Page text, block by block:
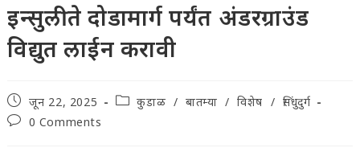
इन्सुली ते दोडामार्ग पर्यंत अंडरग्राउंड
विद्युत लाईन करावी
Post
published:
जून 22, 2025
Postकुडाळ / बातम्या / विशेष / सिंधुदुर्ग
Post0 Comments